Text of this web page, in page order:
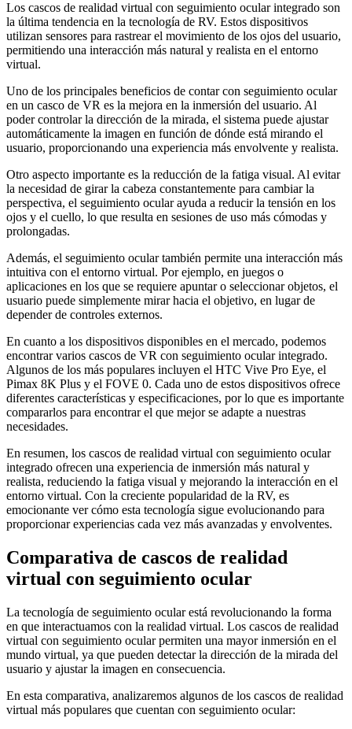
Los cascos de realidad virtual con seguimiento ocular integrado son
la última tendencia en la tecnología de RV. Estos dispositivos
utilizan sensores para rastrear el movimiento de los ojos del usuario,
permitiendo una interacción más natural y realista en el entorno
virtual.
Uno de los principales beneficios de contar con seguimiento ocular
en un casco de VR es la mejora en la inmersión del usuario. Al
poder controlar la dirección de la mirada, el sistema puede ajustar
automáticamente la imagen en función de dónde está mirando el
usuario, proporcionando una experiencia más envolvente y realista.
Otro aspecto importante es la reducción de la fatiga visual. Al evitar
la necesidad de girar la cabeza constantemente para cambiar la
perspectiva, el seguimiento ocular ayuda a reducir la tensión en los
ojos y el cuello, lo que resulta en sesiones de uso más cómodas y
prolongadas.
Además, el seguimiento ocular también permite una interacción más
intuitiva con el entorno virtual. Por ejemplo, en juegos o
aplicaciones en los que se requiere apuntar o seleccionar objetos, el
usuario puede simplemente mirar hacia el objetivo, en lugar de
depender de controles externos.
En cuanto a los dispositivos disponibles en el mercado, podemos
encontrar varios cascos de VR con seguimiento ocular integrado.
Algunos de los más populares incluyen el HTC Vive Pro Eye, el
Pimax 8K Plus y el FOVE 0. Cada uno de estos dispositivos ofrece
diferentes características y especificaciones, por lo que es importante
compararlos para encontrar el que mejor se adapte a nuestras
necesidades.
En resumen, los cascos de realidad virtual con seguimiento ocular
integrado ofrecen una experiencia de inmersión más natural y
realista, reduciendo la fatiga visual y mejorando la interacción en el
entorno virtual. Con la creciente popularidad de la RV, es
emocionante ver cómo esta tecnología sigue evolucionando para
proporcionar experiencias cada vez más avanzadas y envolventes.
Comparativa de cascos de realidad
virtual con seguimiento ocular
La tecnología de seguimiento ocular está revolucionando la forma
en que interactuamos con la realidad virtual. Los cascos de realidad
virtual con seguimiento ocular permiten una mayor inmersión en el
mundo virtual, ya que pueden detectar la dirección de la mirada del
usuario y ajustar la imagen en consecuencia.
En esta comparativa, analizaremos algunos de los cascos de realidad
virtual más populares que cuentan con seguimiento ocular: